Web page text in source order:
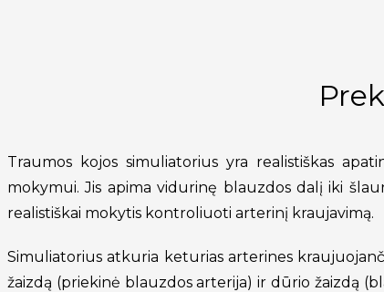
Traumos kojos simuliatorius yra realistiškas
mokymui. Jis apima vidurinę blauzdos dalį iki
realistiškai mokytis kontroliuoti arterinį kraujavimą.
Simuliatorius atkuria keturias arterines
žaizdą (priekinė blauzdos arterija) ir dūrio žaizdą